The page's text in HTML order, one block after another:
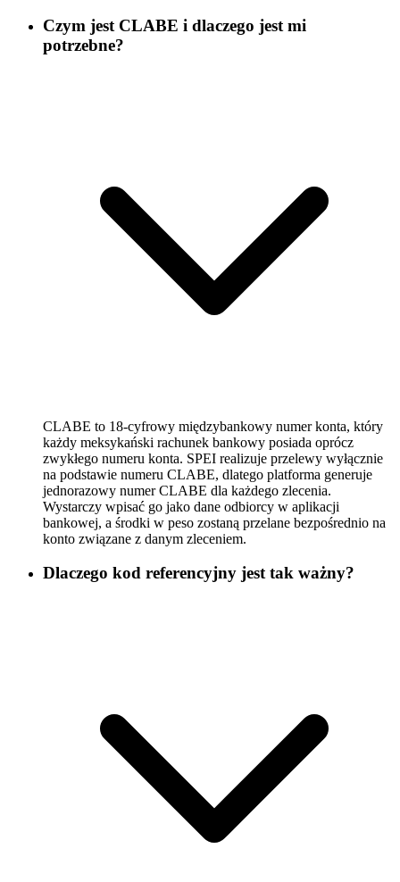
Czym jest CLABE i dlaczego jest mi
potrzebne?
CLABE to 18-cyfrowy międzybankowy numer konta, który
każdy meksykański rachunek bankowy posiada oprócz
zwykłego numeru konta. SPEI realizuje przelewy wyłącznie
na podstawie numeru CLABE, dlatego platforma generuje
jednorazowy numer CLABE dla każdego zlecenia.
Wystarczy wpisać go jako dane odbiorcy w aplikacji
bankowej, a środki w peso zostaną przelane bezpośrednio na
konto związane z danym zleceniem.
Dlaczego kod referencyjny jest tak ważny?